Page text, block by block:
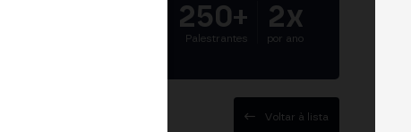
250+
Palestrantes
2x
por ano
Voltar à lista